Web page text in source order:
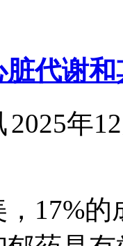
代谢
2025年
17%